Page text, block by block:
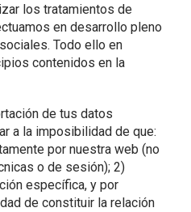
los tratamientos de
en desarrollo pleno
Todo ello en
contenidos en la
de tus datos
a la imposibilidad de que:
por nuestra web (no
o de sesión); 2)
específica, y por
de constituir la relación